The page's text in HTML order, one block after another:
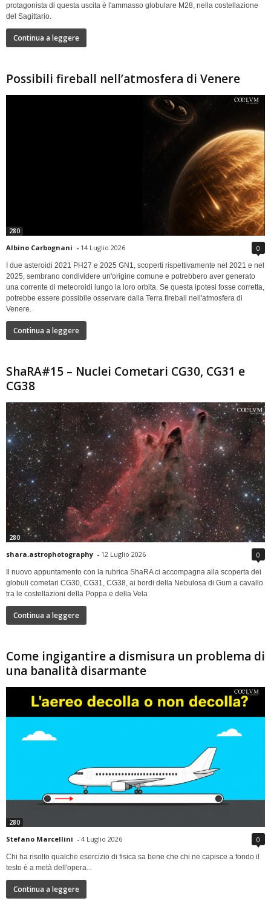
protagonista di questa uscita è l'ammasso globulare M28, nella costellazione
del Sagittario.
Continua a leggere
Possibili fireball nell’atmosfera di Venere
280
Albino Carbognani - 14 Luglio 2026 0
I due asteroidi 2021 PH27 e 2025 GN1, scoperti rispettivamente nel 2021 e nel
2025, sembrano condividere un'origine comune e potrebbero aver generato
una corrente di meteoroidi lungo la loro orbita. Se questa ipotesi fosse corretta,
potrebbe essere possibile osservare dalla Terra fireball nell'atmosfera di
Venere.
Continua a leggere
ShaRA#15 – Nuclei Cometari CG30, CG31 e
CG38
280
shara.astrophotography - 12 Luglio 2026 0
Il nuovo appuntamento con la rubrica ShaRA ci accompagna alla scoperta dei
globuli cometari CG30, CG31, CG38, ai bordi della Nebulosa di Gum a cavallo
tra le costellazioni della Poppa e della Vela
Continua a leggere
Come ingigantire a dismisura un problema di
una banalità disarmante
280
Stefano Marcellini - 4 Luglio 2026 0
Chi ha risolto qualche esercizio di fisica sa bene che chi ne capisce a fondo il
testo è a metà dell'opera...
Continua a leggere